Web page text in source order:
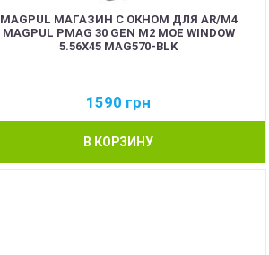
MAGPUL МАГАЗИН С ОКНОМ ДЛЯ AR/M4
MAGPUL PMAG 30 GEN M2 MOE WINDOW
5.56X45 MAG570-BLK
1590 грн
В КОРЗИНУ